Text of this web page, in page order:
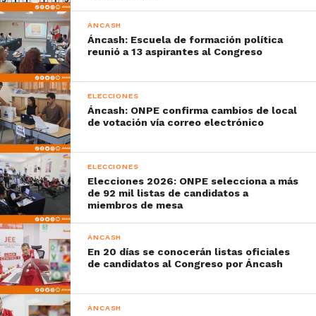
ÁNCASH
Áncash: Escuela de formación política
reunió a 13 aspirantes al Congreso
ELECCIONES
Áncash: ONPE confirma cambios de local
de votación vía correo electrónico
ELECCIONES
Elecciones 2026: ONPE selecciona a más
de 92 mil listas de candidatos a
miembros de mesa
ÁNCASH
En 20 días se conocerán listas oficiales
de candidatos al Congreso por Áncash
ÁNCASH